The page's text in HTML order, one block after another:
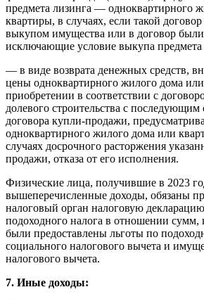
предмета лизинга — одноквартирного
квартиры, в случаях, если такой
выкупом имущества или в договор
исключающие условие выкупа предмета
— в виде возврата денежных средств,
цены одноквартирного жилого дома
приобретении в соответствии с
долевого строительства с
договора купли-продажи,
одноквартирного жилого дома или
случаях досрочного расторжения
продажи, отказа от его исполнения.
Физические лица, получившие в 2023
вышеперечисленные доходы, обязаны
налоговый орган налоговую
подоходного налога в отношении сумм,
были предоставлены льготы по
социального налогового вычета и
налогового вычета.
7. Иные доходы: